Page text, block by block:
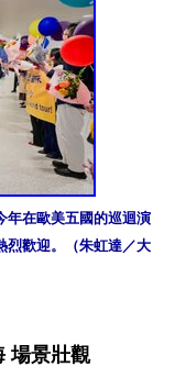
年在歐美五國的巡迴演
烈歡迎。（朱虹達／大
場景壯觀